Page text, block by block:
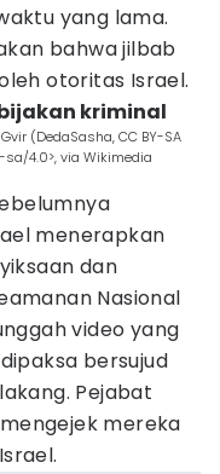
yang lama.
bahwa jilbab
otoritas Israel.
kriminal
(DedaSasha, CC BY-SA
4.0>, via Wikimedia
menerapkan
dan
Nasional
video yang
bersujud
Pejabat
mereka